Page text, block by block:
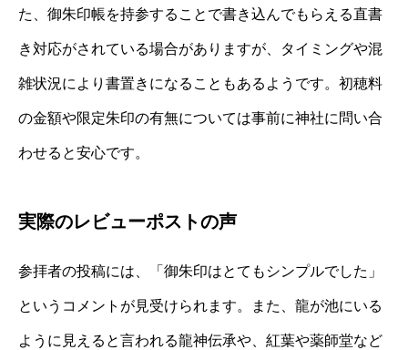
た、御朱印帳を持参することで書き込んでもらえる直書
き対応がされている場合がありますが、タイミングや混
雑状況により書置きになることもあるようです。初穂料
の金額や限定朱印の有無については事前に神社に問い合
わせると安心です。
実際のレビューポストの声
参拝者の投稿には、「御朱印はとてもシンプルでした」
というコメントが見受けられます。また、龍が池にいる
ように見えると言われる龍神伝承や、紅葉や薬師堂など